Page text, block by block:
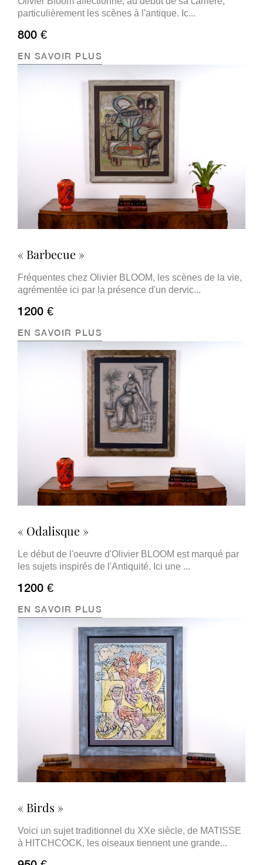
particulièrement les scènes à l'antique. Ic...
800 €
EN SAVOIR PLUS
« Barbecue »
Fréquentes chez Olivier BLOOM, les scènes de la vie,
agrémentée ici par la présence d'un dervic...
1200 €
EN SAVOIR PLUS
« Odalisque »
Le début de l'oeuvre d'Olivier BLOOM est marqué par
les sujets inspirés de l'Antiquité. Ici une ...
1200 €
EN SAVOIR PLUS
« Birds »
Voici un sujet traditionnel du XXe siècle, de MATISSE
à HITCHCOCK, les oiseaux tiennent une grande...